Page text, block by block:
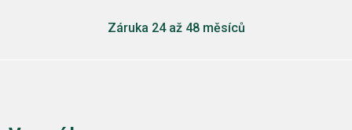
Záruka 24 až 48 měsíců